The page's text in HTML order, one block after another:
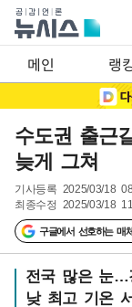
메인 랭
수도권 출근
늦게 그쳐
기사등록 2025/03/18
최종수정 2025/03/18
구글에서 선호하는 매
전국 많은 눈…
낮 최고 기온